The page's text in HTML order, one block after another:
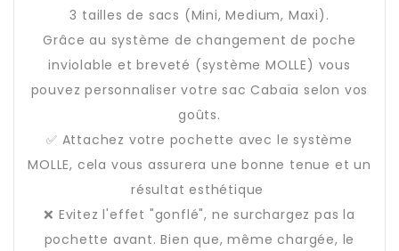
3 tailles de sacs (Mini, Medium, Maxi).
Grâce au système de changement de poche
inviolable et breveté (système MOLLE) vous
pouvez personnaliser votre sac Cabaïa selon vos
goûts.
✅ Attachez votre pochette avec le système
MOLLE, cela vous assurera une bonne tenue et un
résultat esthétique
❌ Evitez l'effet "gonflé", ne surchargez pas la
pochette avant. Bien que, même chargée, le